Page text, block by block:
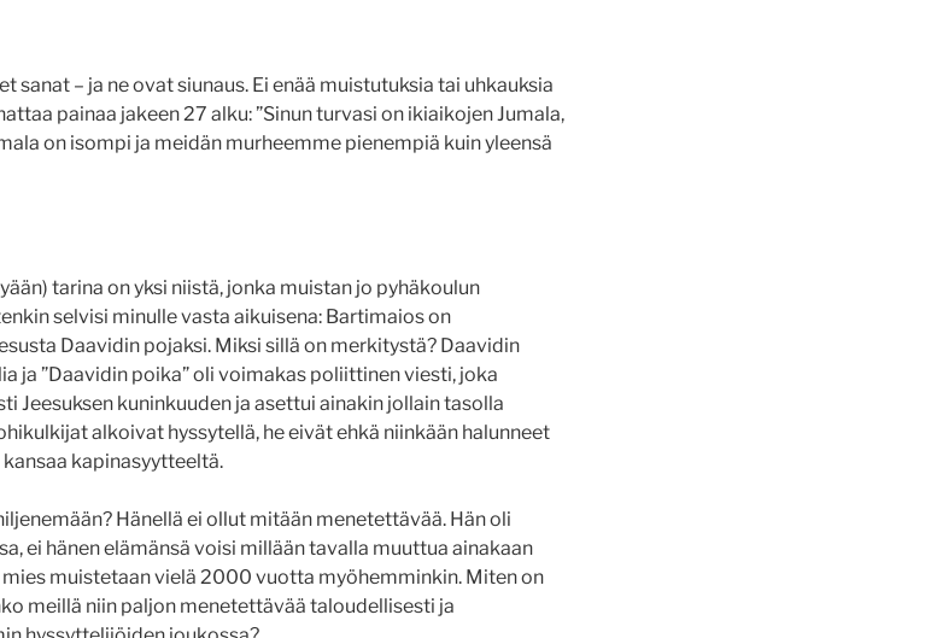
sanat – ja ne ovat siunaus. Ei enää muistutuksia tai uhkauksia
painaa jakeen 27 alku: ”Sinun turvasi on ikiaikojen Jumala,
on isompi ja meidän murheemme pienempiä kuin yleensä
tarina on yksi niistä, jonka muistan jo pyhäkoulun
selvisi minulle vasta aikuisena: Bartimaios on
Daavidin pojaksi. Miksi sillä on merkitystä? Daavidin
ja ”Daavidin poika” oli voimakas poliittinen viesti, joka
Jeesuksen kuninkuuden ja asettui ainakin jollain tasolla
alkoivat hyssytellä, he eivät ehkä niinkään halunneet
kapinasyytteeltä.
Hänellä ei ollut mitään menetettävää. Hän oli
ei hänen elämänsä voisi millään tavalla muuttua ainakaan
muistetaan vielä 2000 vuotta myöhemminkin. Miten on
meillä niin paljon menetettävää taloudellisesti ja